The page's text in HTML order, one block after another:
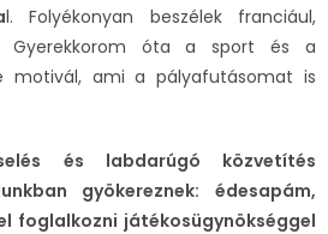
l. Folyékonyan beszélek franciául,
Gyerekkorom óta a sport és a
motivál, ami a pályafutásomat is
és labdarúgó közvetítés
gyökereznek: édesapám,
foglalkozni játékosügynökséggel